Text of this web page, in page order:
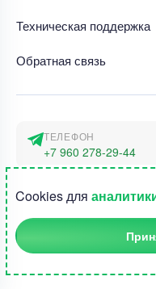
Техническая поддержка
Обратная связь
ТЕЛЕФОН
+7 960 278-29-44
г. Москва, наб.
©2015-2026, Студландия -
Cookies для